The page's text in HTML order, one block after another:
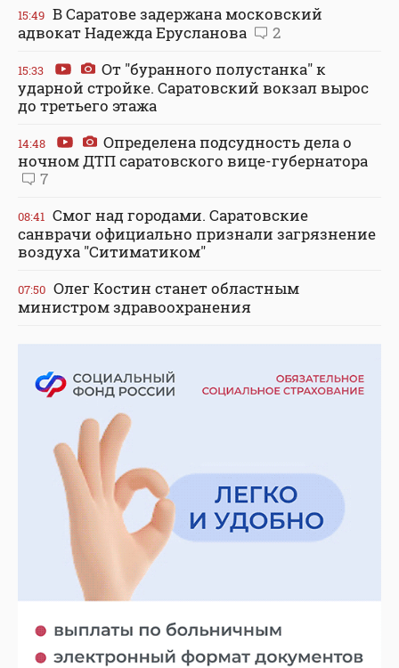
15:49 В Саратове задержана московский
адвокат Надежда Ерусланова
2
15:33
От "буранного полустанка" к
ударной стройке. Саратовский вокзал вырос
до третьего этажа
14:48
Определена подсудность дела о
ночном ДТП саратовского вице-губернатора
7
08:41 Смог над городами. Саратовские
санврачи официально признали загрязнение
воздуха "Ситиматиком"
07:50 Олег Костин станет областным
министром здравоохранения